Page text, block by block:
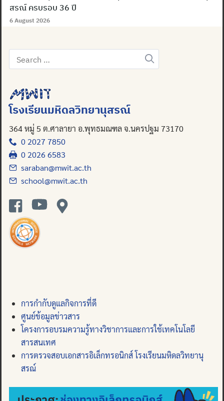
for:
สรณ์ ครบรอบ 36 ปี
6 August 2026
Search
for:
โรงเรียนมหิดลวิทยานุสรณ์
364 หมู่ 5 ต.ศาลายา อ.พุทธมณฑล จ.นครปฐม 73170
0 2027 7850
0 2026 6583
saraban@mwit.ac.th
school@mwit.ac.th
การกำกับดูแลกิจการที่ดี
ศูนย์ข้อมูลข่าวสาร
โครงการอบรมความรู้ทางวิชาการและการใช้เทคโนโลยี
สารสนเทศ
การตรวจสอบเอกสารอิเล็กทรอนิกส์ โรงเรียนมหิดลวิทยานุ
สรณ์